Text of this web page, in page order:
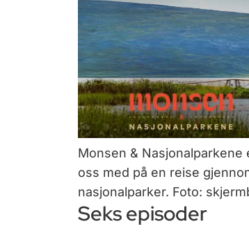
Monsen &
oss med på en reise
nasjonalparker. Foto:
Seks episoder